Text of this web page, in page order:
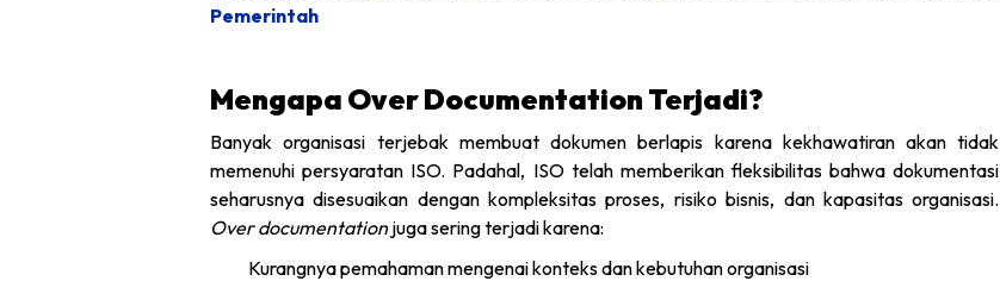
Pemerintah
Mengapa Over Documentation Terjadi?
Banyak organisasi terjebak membuat dokumen berlapis karena kekhawatiran akan tidak
memenuhi persyaratan ISO. Padahal, ISO telah memberikan fleksibilitas bahwa dokumentasi
seharusnya disesuaikan dengan kompleksitas proses, risiko bisnis, dan kapasitas organisasi.
Over documentationjuga sering terjadi karena:
Kurangnya pemahaman mengenai konteks dan kebutuhan organisasi